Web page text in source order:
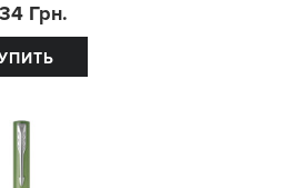
Грн.